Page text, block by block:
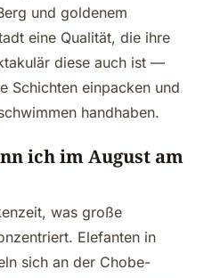
und goldenem
eine Qualität, die ihre
diese auch ist —
Schichten einpacken und
handhaben.
ich im August am
was große
Elefanten in
sich an der Chobe-